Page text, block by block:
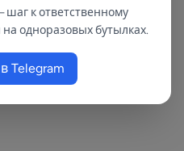
и Марий Эл
года.
к ответственному
одноразовых бутылках.
Telegram